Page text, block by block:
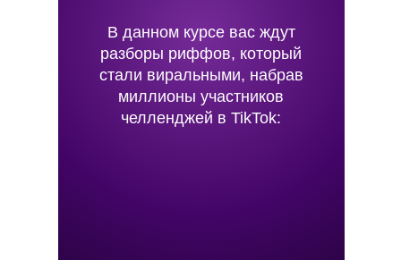
В данном курсе вас ждут
разборы риффов, который
стали виральными, набрав
миллионы участников
челленджей в TikTok: